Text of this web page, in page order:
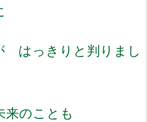
はっきりと判りまし
のことも